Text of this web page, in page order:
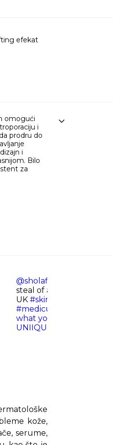
efekat
omogući
i
prodru do
i
Bilo
za
@sholafinds
steal of a skincare
UK #skincare
#medicube
what you want UNIIQU3
UNIIQU3
kože,
serume,